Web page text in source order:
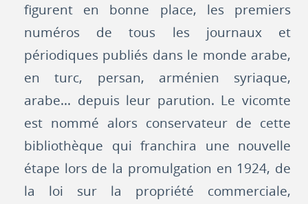
figurent en bonne place, les premiers
numéros de tous les journaux et
périodiques publiés dans le monde arabe,
en turc, persan, arménien syriaque,
arabe... depuis leur parution. Le vicomte
est nommé alors conservateur de cette
bibliothèque qui franchira une nouvelle
étape lors de la promulgation en 1924, de
la loi sur la propriété commerciale,